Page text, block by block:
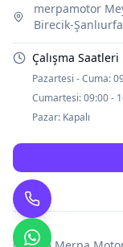
merpamotor
Birecik-Şanlıurfa
Çalışma Saatleri
Pazartesi - Cuma:
Cumartesi:09:00 -
Pazar: Kapalı